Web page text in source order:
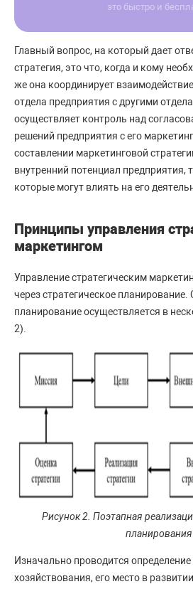
это быстро и
Главный вопрос, на который дает
стратегия, это что, когда и кому
же она координирует
отдела предприятия с другими
осуществляет контроль над
решений предприятия с его
составлении маркетинговой
внутренний потенциал предприятия,
которые могут влиять на его
Принципы управления
маркетингом
Управление стратегическим
через стратегическое планирование.
планирование осуществляется в
2).
Рисунок 2. Поэтапная
планирования
Изначально проводится определение
хозяйствования, его место в